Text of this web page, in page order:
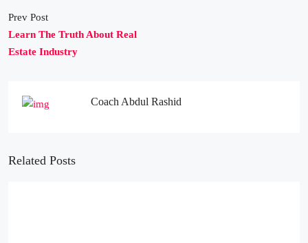
Prev Post
Learn The Truth About Real
Estate Industry
Coach Abdul Rashid
Related Posts